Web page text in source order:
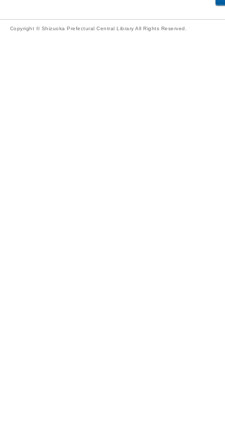
Copyright © Shizuoka Prefectural Central Library All Rights Reserved.